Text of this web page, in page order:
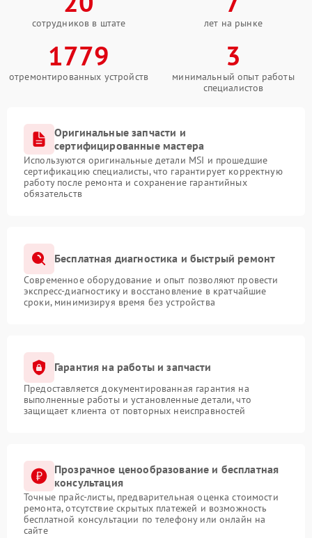
сотрудников в штате лет на рынке
1779
отремонтированных устройств
3
минимальный опыт работы
специалистов
Оригинальные запчасти и
сертифицированные мастера
Используются оригинальные детали MSI и прошедшие
сертификацию специалисты, что гарантирует корректную
работу после ремонта и сохранение гарантийных
обязательств
Бесплатная диагностика и быстрый ремонт
Современное оборудование и опыт позволяют провести
экспресс-диагностику и восстановление в кратчайшие
сроки, минимизируя время без устройства
Гарантия на работы и запчасти
Предоставляется документированная гарантия на
выполненные работы и установленные детали, что
защищает клиента от повторных неисправностей
Прозрачное ценообразование и бесплатная
консультация
Точные прайс-листы, предварительная оценка стоимости
ремонта, отсутствие скрытых платежей и возможность
бесплатной консультации по телефону или онлайн на
сайте